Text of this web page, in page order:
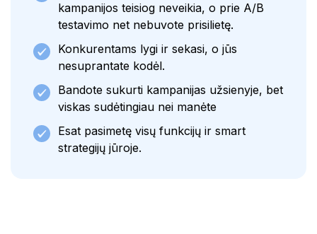
kampanijos teisiog neveikia, o prie A/B
testavimo net nebuvote prisilietę.
Konkurentams lygi ir sekasi, o jūs
nesuprantate kodėl.
Bandote sukurti kampanijas užsienyje, bet
viskas sudėtingiau nei manėte
Esat pasimetę visų funkcijų ir smart
strategijų jūroje.